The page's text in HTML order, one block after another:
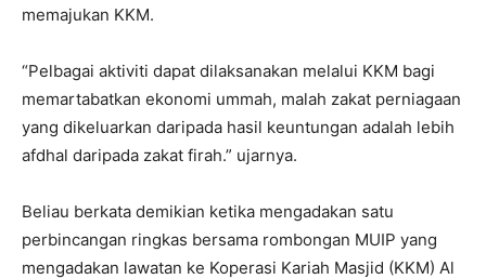
memajukan KKM.
“Pelbagai aktiviti dapat dilaksanakan melalui KKM bagi
memartabatkan ekonomi ummah, malah zakat perniagaan
yang dikeluarkan daripada hasil keuntungan adalah lebih
afdhal daripada zakat firah.” ujarnya.
Beliau berkata demikian ketika mengadakan satu
perbincangan ringkas bersama rombongan MUIP yang
mengadakan lawatan ke Koperasi Kariah Masjid (KKM) Al